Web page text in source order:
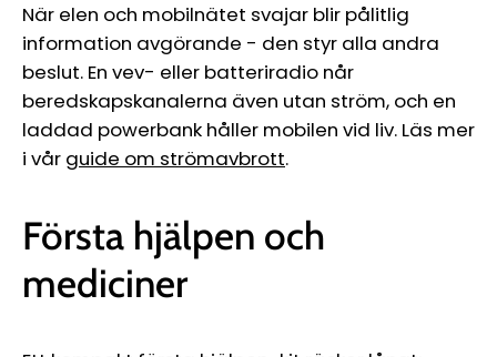
När elen och mobilnätet svajar blir pålitlig
information avgörande - den styr alla andra
beslut. En vev- eller batteriradio når
beredskapskanalerna även utan ström, och en
laddad powerbank håller mobilen vid liv. Läs mer
i vår guide om strömavbrott.
Första hjälpen och
mediciner